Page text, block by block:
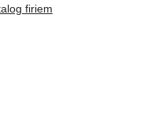
firiem